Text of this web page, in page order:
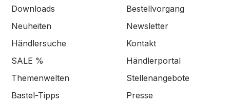
Downloads
Neuheiten
Händlersuche
SALE %
Themenwelten
Bastel-Tipps
Bestellvorgang
Newsletter
Kontakt
Händlerportal
Stellenangebote
Presse